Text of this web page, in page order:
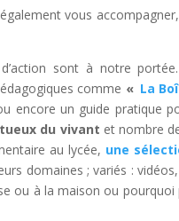
vous
sont à notre portée.
comme « La
encore un guide pratique
du vivant et nombre
au lycée, une
domaines ; variés :
ou à la maison ou